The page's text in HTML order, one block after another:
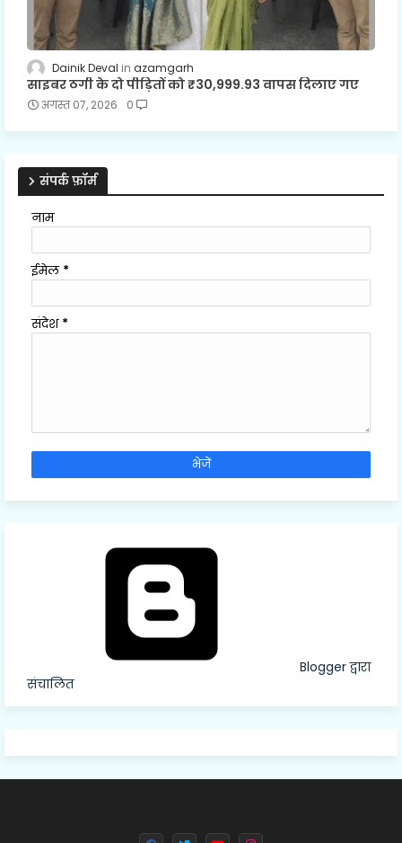
Dainik Deval azamgarh
साइबर ठगी के दो पीड़ितों को ₹30,999.93 वापस दिलाए गए
अगस्त 07, 2026 0
संपर्क फ़ॉर्म
नाम
ईमेल *
संदेश *
Blogger द्वारा
संचालित